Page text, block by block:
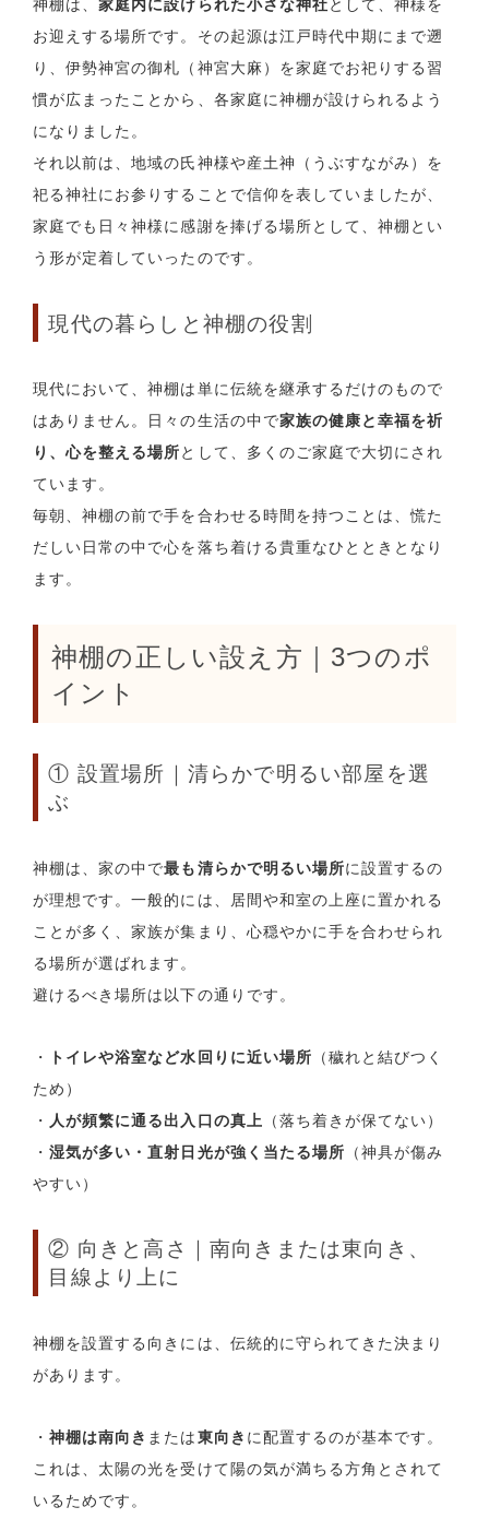
神棚は、家庭内に設けられた小さな神社として、神様を
お迎えする場所です。その起源は江戸時代中期にまで遡
り、伊勢神宮の御札（神宮大麻）を家庭でお祀りする習
慣が広まったことから、各家庭に神棚が設けられるよう
になりました。
それ以前は、地域の氏神様や産土神（うぶすながみ）を
祀る神社にお参りすることで信仰を表していましたが、
家庭でも日々神様に感謝を捧げる場所として、神棚とい
う形が定着していったのです。
現代の暮らしと神棚の役割
現代において、神棚は単に伝統を継承するだけのもので
はありません。日々の生活の中で家族の健康と幸福を祈
り、心を整える場所として、多くのご家庭で大切にされ
ています。
毎朝、神棚の前で手を合わせる時間を持つことは、慌た
だしい日常の中で心を落ち着ける貴重なひとときとなり
ます。
神棚の正しい設え方｜3つのポ
イント
① 設置場所｜清らかで明るい部屋を選
ぶ
神棚は、家の中で最も清らかで明るい場所に設置するの
が理想です。一般的には、居間や和室の上座に置かれる
ことが多く、家族が集まり、心穏やかに手を合わせられ
る場所が選ばれます。
避けるべき場所は以下の通りです。
・ トイレや浴室など水回りに近い場所 （穢れと結びつく
ため）
・ 人が頻繁に通る出入口の真上
（落ち着きが保てない）
・湿気が多い・直射日光が強く当たる場所 （神具が傷み
やすい）
② 向きと高さ｜南向きまたは東向き、
目線より上に
神棚を設置する向きには、伝統的に守られてきた決まり
があります。
・神棚は南向き または東向き に配置するのが基本です。
これは、太陽の光を受けて陽の気が満ちる方角とされて
いるためです。